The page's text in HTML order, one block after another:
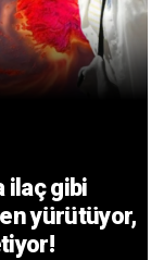
ilaç gibi
yürütüyor,